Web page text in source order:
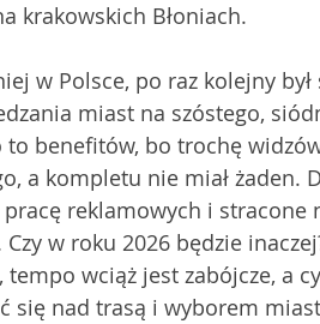
krakowskich Błoniach.
w Polsce, po raz kolejny
miast na szóstego,
benefitów, bo trochę
a kompletu nie miał żaden.
reklamowych i stracone
w roku 2026 będzie
tempo wciąż jest zabójcze, a
się nad trasą i wyborem